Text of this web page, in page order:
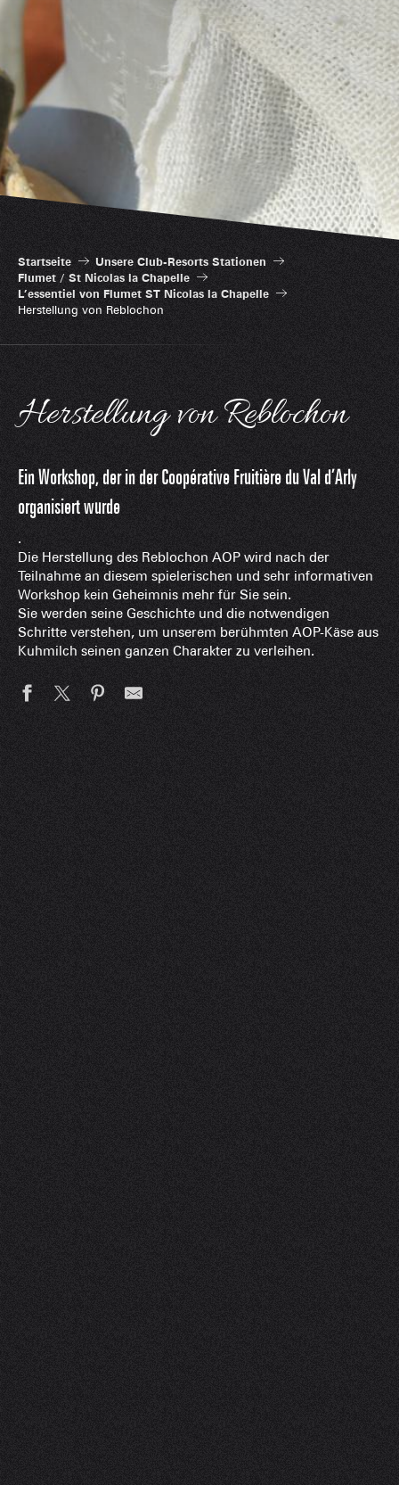
Startseite
Unsere Club-Resorts Stationen
Flumet / St Nicolas la Chapelle
L’essentiel von Flumet ST Nicolas la Chapelle
Herstellung von Reblochon
Herstellung von Reblochon
Ein Workshop, der in der Coopérative Fruitière du Val d’Arly
organisiert wurde
.
Die Herstellung des Reblochon AOP wird nach der
Teilnahme an diesem spielerischen und sehr informativen
Workshop kein Geheimnis mehr für Sie sein.
Sie werden seine Geschichte und die notwendigen
Schritte verstehen, um unserem berühmten AOP-Käse aus
Kuhmilch seinen ganzen Charakter zu verleihen.